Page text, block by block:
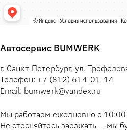
Автосервис BUMWERK
г. Санкт-Петербург, ул.
Телефон: +7 (812) 614-01-14
Email: bumwerk@yandex.ru
Мы работаем ежедневно с
Не стесняйтесь заезжать — мы